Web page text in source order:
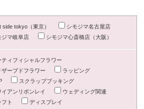
side tokyo（東京）
シモジマ名古屋店
ジマ岐阜店
シモジマ心斎橋店（大阪）
ティフィシャルフラワー
ザーブドフラワー
ラッピング
スクラップブッキング
イアンリボンレイ
ウェディング関連
フト
ディスプレイ